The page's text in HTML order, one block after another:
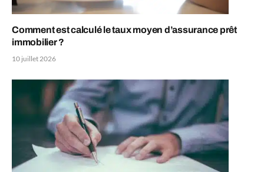
Comment est calculé le taux moyen d’assurance prêt
immobilier ?
10 juillet 2026